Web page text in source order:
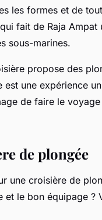
les formes et de
fait de Raja Ampat
sous-marines.
propose des
une expérience
de faire le
de plongée
une croisière de
le bon équipage ?